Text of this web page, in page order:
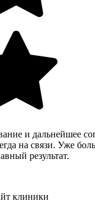
и дальнейшее
на связи. Уже
результат.
клиники